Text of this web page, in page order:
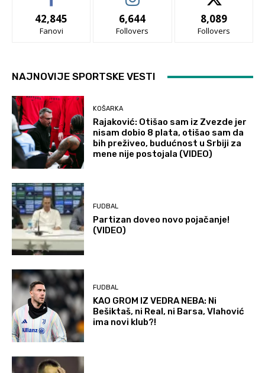
42,845
Fanovi
6,644
Follovers
8,089
Follovers
NAJNOVIJE SPORTSKE VESTI
KOŠARKA
Rajaković: Otišao sam iz Zvezde jer
nisam dobio 8 plata, otišao sam da
bih preživeo, budućnost u Srbiji za
mene nije postojala (VIDEO)
FUDBAL
Partizan doveo novo pojačanje!
(VIDEO)
FUDBAL
KAO GROM IZ VEDRA NEBA: Ni
Bešiktaš, ni Real, ni Barsa, Vlahović
ima novi klub?!